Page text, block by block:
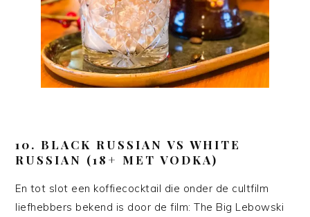
10. BLACK RUSSIAN VS WHITE
RUSSIAN (18+ MET VODKA)
En tot slot een koffiecocktail die onder de cultfilm
liefhebbers bekend is door de film: The Big Lebowski